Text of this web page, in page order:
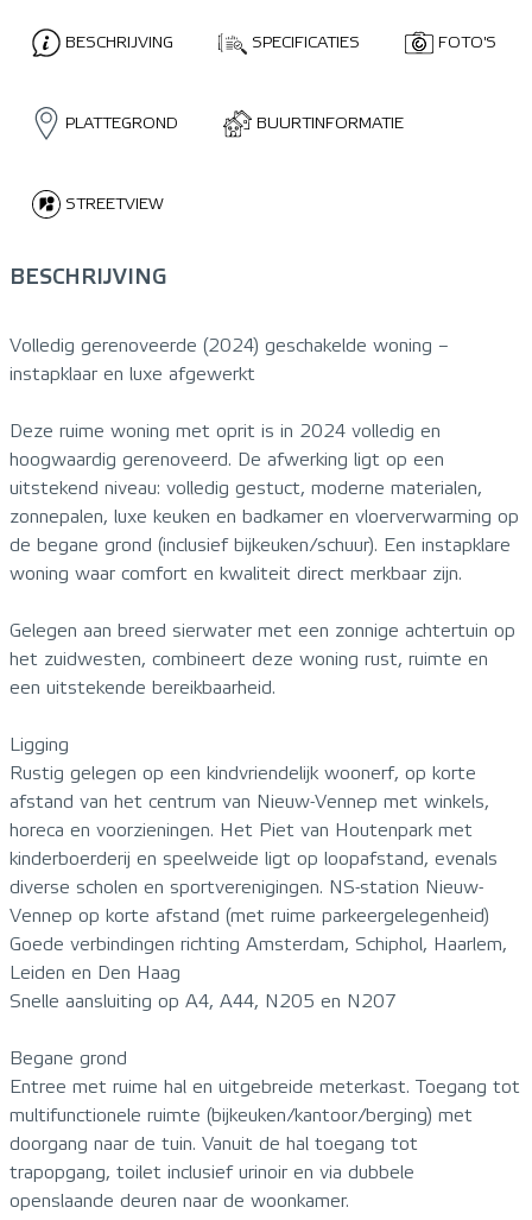
BESCHRIJVING SPECIFICATIES FOTO'S
PLATTEGROND BUURTINFORMATIE
STREETVIEW
BESCHRIJVING
Volledig gerenoveerde (2024) geschakelde woning –
instapklaar en luxe afgewerkt
Deze ruime woning met oprit is in 2024 volledig en
hoogwaardig gerenoveerd. De afwerking ligt op een
uitstekend niveau: volledig gestuct, moderne materialen,
zonnepalen, luxe keuken en badkamer en vloerverwarming op
de begane grond (inclusief bijkeuken/schuur). Een instapklare
woning waar comfort en kwaliteit direct merkbaar zijn.
Gelegen aan breed sierwater met een zonnige achtertuin op
het zuidwesten, combineert deze woning rust, ruimte en
een uitstekende bereikbaarheid.
Ligging
Rustig gelegen op een kindvriendelijk woonerf, op korte
afstand van het centrum van Nieuw-Vennep met winkels,
horeca en voorzieningen. Het Piet van Houtenpark met
kinderboerderij en speelweide ligt op loopafstand, evenals
diverse scholen en sportverenigingen. NS-station Nieuw-
Vennep op korte afstand (met ruime parkeergelegenheid)
Goede verbindingen richting Amsterdam, Schiphol, Haarlem,
Leiden en Den Haag
Snelle aansluiting op A4, A44, N205 en N207
Begane grond
Entree met ruime hal en uitgebreide meterkast. Toegang tot
multifunctionele ruimte (bijkeuken/kantoor/berging) met
doorgang naar de tuin. Vanuit de hal toegang tot
trapopgang, toilet inclusief urinoir en via dubbele
openslaande deuren naar de woonkamer.